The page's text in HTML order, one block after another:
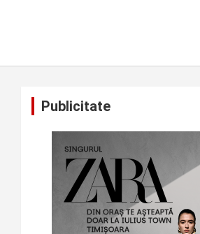
Publicitate